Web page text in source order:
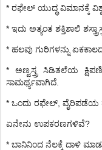
* ರಫೇಲ್ ಯುದ್ಧ ವಿಮಾನಕ್ಕೆ
* ಇದು ಅತ್ಯಂತ ಶಕ್ತಿಶಾಲಿ
* ಹಲವು ಗುರಿಗಳನ್ನು
* ಅಣ್ವಸ್ತ್ರ ಸಿಡಿತಲೆಯ
ಸಾಮರ್ಥ್ಯವಾಗಿದೆ
* ಒಂದು ರಫೇಲ್ ವೈರಿಪಡೆಯ
ಏನೇನು ಉಪಕರಣಗಳಿವೆ?
* ಬಾನಿನಿಂದ ನೆಲಕ್ಕೆ ದಾಳಿ